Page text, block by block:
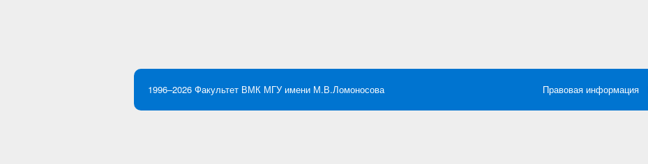
1996–2026 Факультет ВМК МГУ имени М.В.Ломоносова Правовая информация